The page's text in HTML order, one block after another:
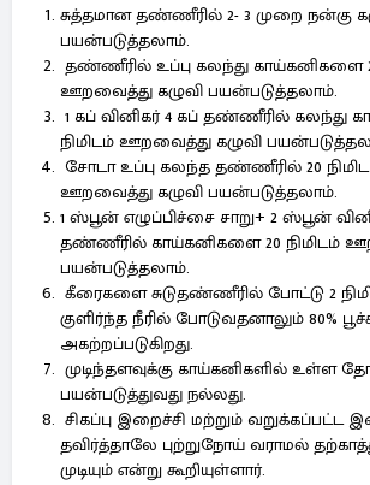
சுத்தமான தண்ணீரில் 2- 3 முறை நன்கு
பயன்படுத்தலாம்.
தண்ணீரில் உப்பு கலந்து காய்கனிகளை
ஊறவைத்து கழுவி பயன்படுத்தலாம்.
1 கப் வினிகர் 4 கப் தண்ணீரில் கலந்து
நிமிடம் ஊறவைத்து கழுவி
சோடா உப்பு கலந்த தண்ணீரில் 20
ஊறவைத்து கழுவி பயன்படுத்தலாம்.
1 ஸ்பூன் எழுப்பிச்சை சாறு+ 2 ஸ்பூன்
தண்ணீரில் காய்கனிகளை 20 நிமிடம்
பயன்படுத்தலாம்.
கீரைகளை சுடுதண்ணீரில் போட்டு 2
குளிர்ந்த நீரில் போடுவதனாலும் 80%
அகற்றப்படுகிறது.
முடிந்தளவுக்கு காய்கனிகளில் உள்ள
பயன்படுத்துவது நல்லது.
சிகப்பு இறைச்சி மற்றும் வறுக்கப்பட்ட
தவிர்த்தாலே புற்றுநோய் வராமல்
முடியும் என்று கூறியுள்ளார்.